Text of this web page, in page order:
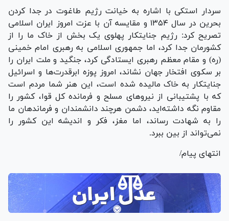
سردار استکی با اشاره به خیانت رژیم طاغوت در جدا کردن
بحرین در سال ۱۳۵۴ و مقایسه آن با عزت امروز ایران اسلامی
تصریح کرد: رژیم جنایتکار پهلوی یک بخش از خاک ما را از
کشورمان جدا کرد، اما جمهوری اسلامی به رهبری امام خمینی
(ره) و مقام معظم رهبری ایستادگی کرد، جنگید و ملت ایران را
بر سکوی افتخار جهان نشاند، امروز پوزه ابرقدرت‌ها و اسرائیل
جنایتکار به خاک مالیده شده است، این هنر شما مردم است
که با پشتیبانی از نیرو‌های مسلح و فرمانده کل قوا، کشور را
مقاوم نگه داشته‌اید، دشمن هرچند دانشمندان و فرماندهان ما
را به شهادت رساند، اما مغز، فکر و اندیشه این کشور را
نمی‌تواند از بین ببرد.
انتهای پیام/